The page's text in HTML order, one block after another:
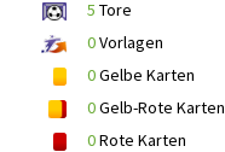
5 Tore
0Vorlagen
0Gelbe Karten
0Gelb-Rote Karten
0Rote Karten